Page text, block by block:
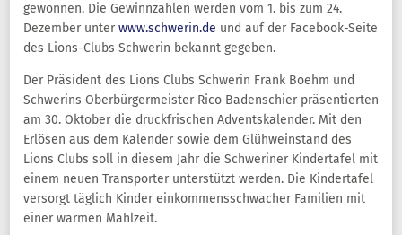
gewonnen. Die Gewinnzahlen werden vom 1. bis zum 24.
Dezember unterwww.schwerin.de und auf der Facebook-Seite
des Lions-Clubs Schwerin bekannt gegeben.
Der Präsident des Lions Clubs Schwerin Frank Boehm und
Schwerins Oberbürgermeister Rico Badenschier präsentierten
am 30. Oktober die druckfrischen Adventskalender. Mit den
Erlösen aus dem Kalender sowie dem Glühweinstand des
Lions Clubs soll in diesem Jahr die Schweriner Kindertafel mit
einem neuen Transporter unterstützt werden. Die Kindertafel
versorgt täglich Kinder einkommensschwacher Familien mit
einer warmen Mahlzeit.